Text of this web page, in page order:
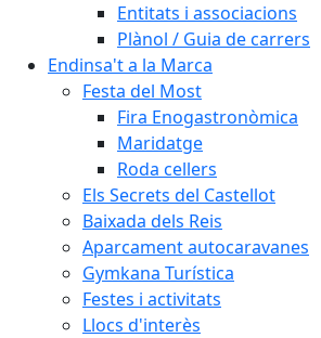
Entitats i associacions
Plànol / Guia de carrers
Endinsa't a la Marca
Festa del Most
Fira Enogastronòmica
Maridatge
Roda cellers
Els Secrets del Castellot
Baixada dels Reis
Aparcament autocaravanes
Gymkana Turística
Festes i activitats
Llocs d'interès